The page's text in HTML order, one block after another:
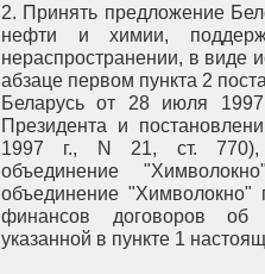
2. Принять предложение
нефти и химии,
нераспространении, в виде
абзаце первом пункта 2
Беларусь от 28 июля
Президента и
1997 г., N 21, ст. 770),
объединение
объединение
финансов договоров об
указанной в пункте 1